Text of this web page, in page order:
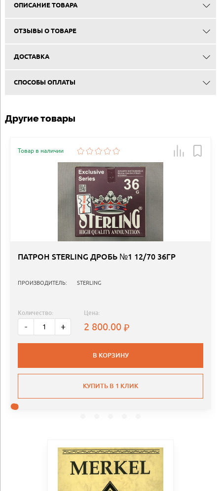
ОПИСАНИЕ ТОВАРА
ОТЗЫВЫ О ТОВАРЕ
ДОСТАВКА
СПОСОБЫ ОПЛАТЫ
Другие товары
Товар в наличии
ПАТРОН STERLING ДРОБЬ №1 12/70 36ГР
ПРОИЗВОДИТЕЛЬ: STERLING
Количество:
- +
Цена:
2 800.00
В КОРЗИНУ
КУПИТЬ В 1 КЛИК